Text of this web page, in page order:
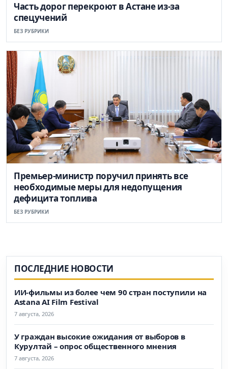
Часть дорог перекроют в Астане из-за
спецучений
БЕЗ РУБРИКИ
Премьер-министр поручил принять все
необходимые меры для недопущения
дефицита топлива
БЕЗ РУБРИКИ
ПОСЛЕДНИЕ НОВОСТИ
ИИ-фильмы из более чем 90 стран поступили на
Astana AI Film Festival
7 августа, 2026
У граждан высокие ожидания от выборов в
Курултай – опрос общественного мнения
7 августа, 2026